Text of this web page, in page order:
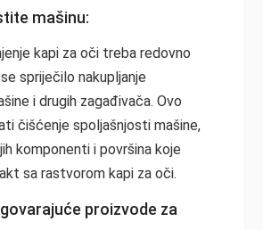
mašinu:
kapi za oči treba redovno
spriječilo nakupljanje
i drugih zagađivača. Ovo
čišćenje spoljašnjosti mašine,
komponenti i površina koje
sa rastvorom kapi za oči.
proizvode za